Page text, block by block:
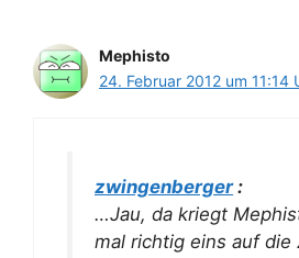
Mephisto
24. Februar 2012 um 11:14
zwingenberger:
…Jau, da kriegt
mal richtig eins auf die